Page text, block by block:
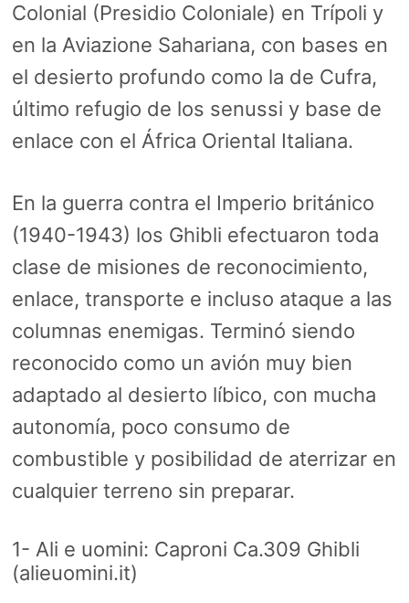
Colonial (Presidio Coloniale) en Trípoli y
en la Aviazione Sahariana, con bases en
el desierto profundo como la de Cufra,
último refugio de los senussi y base de
enlace con el África Oriental Italiana.
En la guerra contra el Imperio británico
(1940-1943) los Ghibli efectuaron toda
clase de misiones de reconocimiento,
enlace, transporte e incluso ataque a las
columnas enemigas. Terminó siendo
reconocido como un avión muy bien
adaptado al desierto líbico, con mucha
autonomía, poco consumo de
combustible y posibilidad de aterrizar en
cualquier terreno sin preparar.
1- Ali e uomini: Caproni Ca.309 Ghibli
(alieuomini.it)